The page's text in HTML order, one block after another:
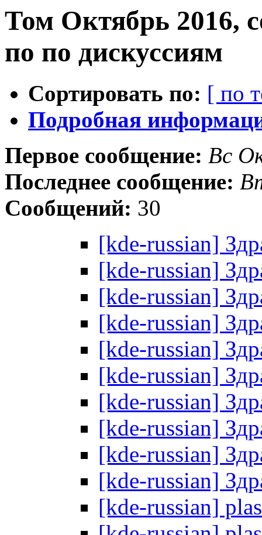
Том Октябрь 2016,
по по дискуссиям
Сортировать по: [ по
Подробная
Первое сообщение: Вс
Последнее сообщение:
Сообщений: 30
[kde-russian]
[kde-russian]
[kde-russian]
[kde-russian]
[kde-russian]
[kde-russian]
[kde-russian]
[kde-russian]
[kde-russian]
[kde-russian]
[kde-russian]